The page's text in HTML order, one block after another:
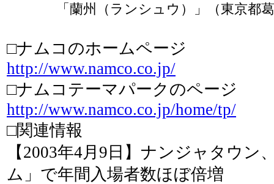
「蘭州（ランシュウ）」（東京都
□ナムコのホームページ
http://www.namco.co.jp/
□ナムコテーマパークのページ
http://www.namco.co.jp/home/tp/
□関連情報
【2003年4月9日】ナンジャタウン
ム」で年間入場者数ほぼ倍増